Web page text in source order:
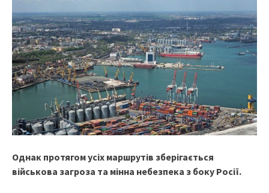
Однак протягом усіх маршрутів зберігається
військова загроза та мінна небезпека з боку Росії.